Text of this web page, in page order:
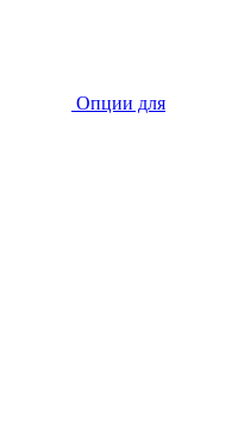
Опции для